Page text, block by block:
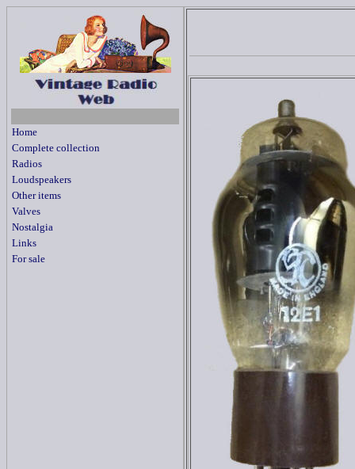
Home
Complete collection
Radios
Loudspeakers
Other items
Valves
Nostalgia
Links
For sale